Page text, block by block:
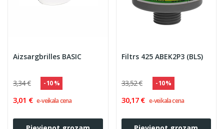
Aizsargbrilles BASIC
3,34 € - 10 %
3,01 € e-veikala cena
Filtrs 425 ABEK2P3 (BLS)
33,52 € - 10 %
30,17 € e-veikala cena